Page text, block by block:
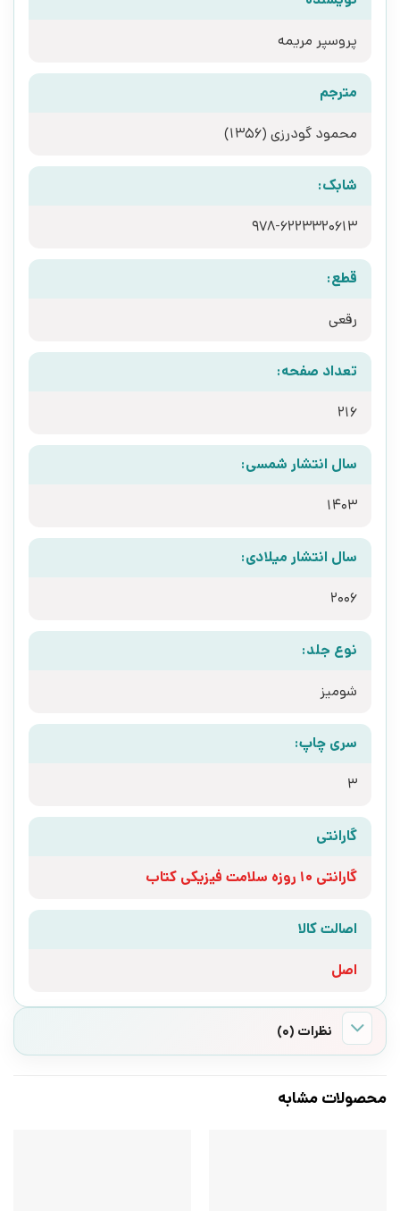
پروسپر مریمه
مترجم
محمود گودرزی (1356)
شابک:
978-6223320613
قطع:
رقعی
تعداد صفحه:
216
سال انتشار شمسی:
1403
سال انتشار میلادی:
2006
نوع جلد:
شومیز
سری چاپ:
3
گارانتی
گارانتی 10 روزه سلامت فیزیکی کتاب
اصالت کالا
اصل
نظرات (0)
محصولات مشابه